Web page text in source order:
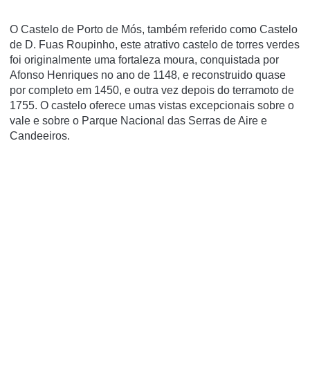
O Castelo de Porto de Mós, também referido como Castelo
de D. Fuas Roupinho, este atrativo castelo de torres verdes
foi originalmente uma fortaleza moura, conquistada por
Afonso Henriques no ano de 1148, e reconstruido quase
por completo em 1450, e outra vez depois do terramoto de
1755. O castelo oferece umas vistas excepcionais sobre o
vale e sobre o Parque Nacional das Serras de Aire e
Candeeiros.